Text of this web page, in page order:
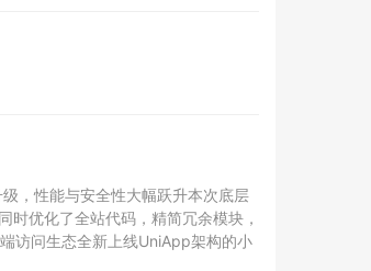
，性能与安全性大幅跃升本次底层
优化了全站代码，精简冗余模块，
访问生态全新上线UniApp架构的小